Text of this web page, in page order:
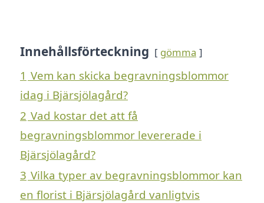
Innehållsförteckning gömma
1 Vem kan skicka begravningsblommor
idag i Bjärsjölagård?
2 Vad kostar det att få
begravningsblommor levererade i
Bjärsjölagård?
3 Vilka typer av begravningsblommor kan
en florist i Bjärsjölagård vanligtvis